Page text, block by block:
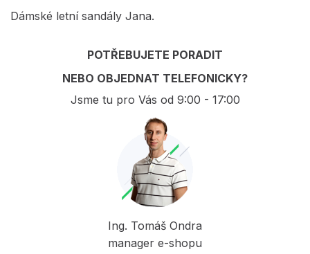
Dámské letní sandály Jana.
POTŘEBUJETE PORADIT
NEBO OBJEDNAT TELEFONICKY?
Jsme tu pro Vás od 9:00 - 17:00
Ing. Tomáš Ondra
manager e-shopu